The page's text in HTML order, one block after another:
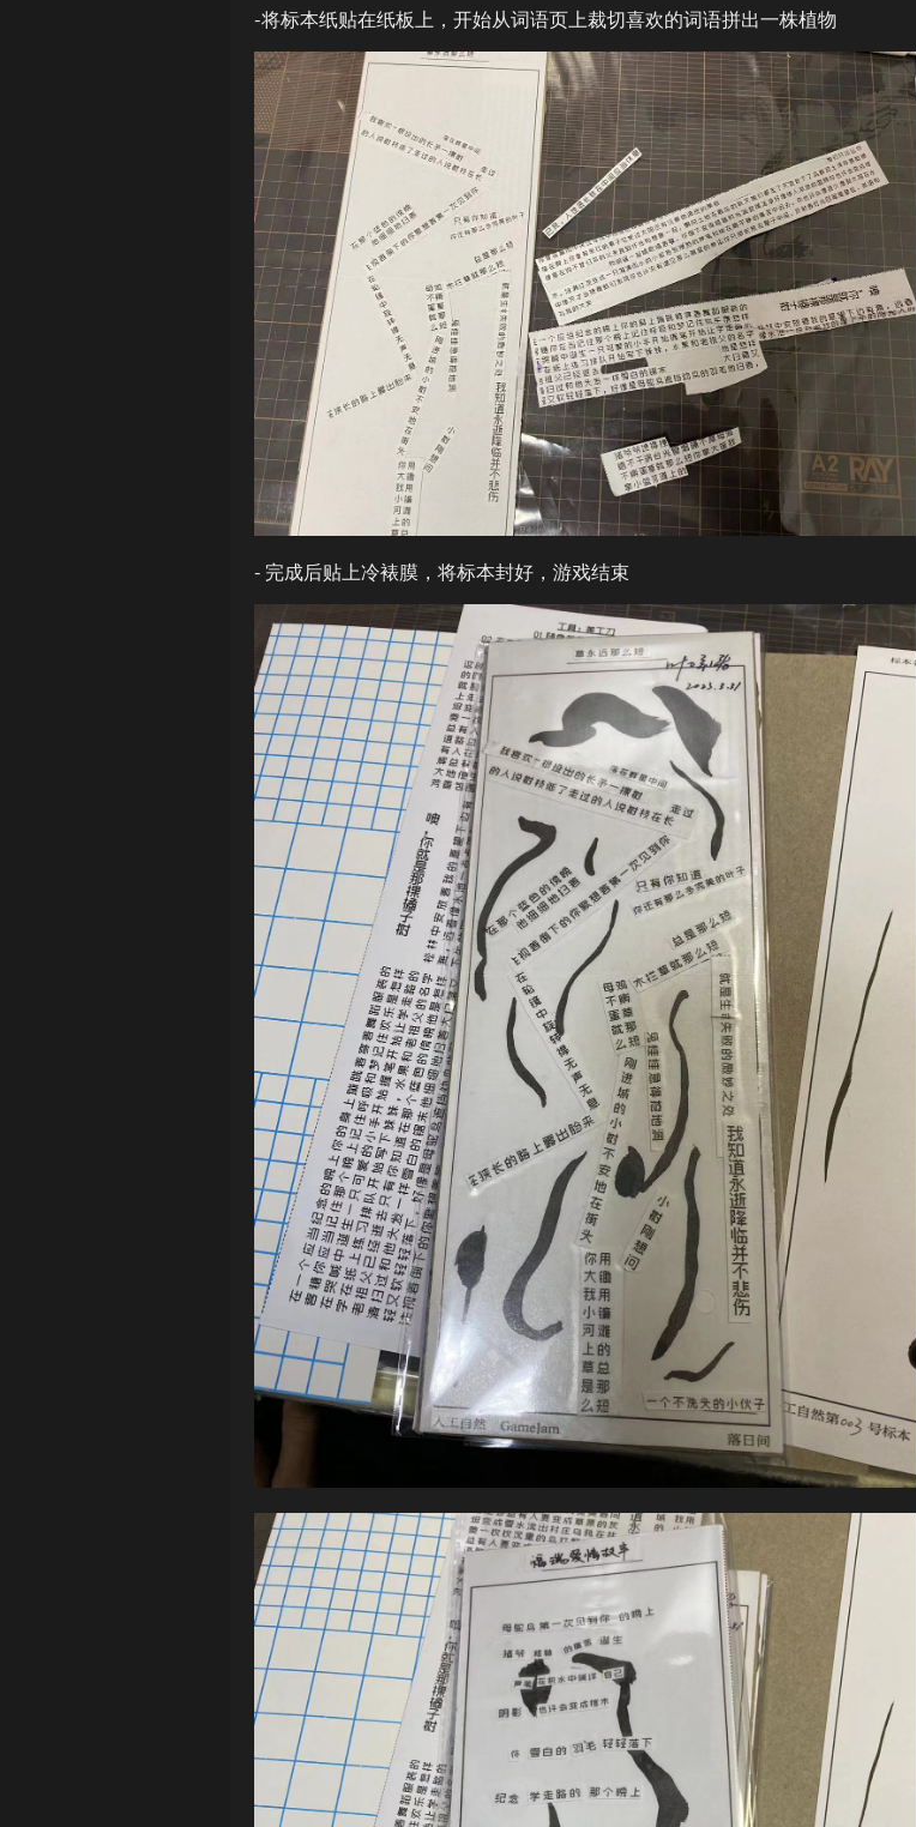
-将标本纸贴在纸板上，开始从词语页上裁切喜欢的词语拼出一株植物
- 完成后贴上冷裱膜，将标本封好，游戏结束